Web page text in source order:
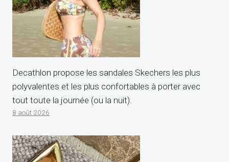
Decathlon propose les sandales Skechers les plus
polyvalentes et les plus confortables à porter avec
tout toute la journée (ou la nuit).
8 août 2026